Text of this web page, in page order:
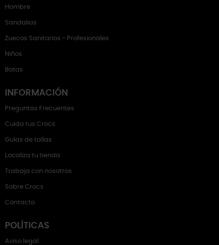
Hombre
Sandalias
Zuecos Sanitarios - Profesionales
Niños
Botas
INFORMACIÓN
Preguntas Frecuentes
Cuida tus Crocs
Guías de tallas
Localiza tu tienda
Trabaja con nosotros
Sobre Crocs
Contacto
POLÍTICAS
Aviso legal